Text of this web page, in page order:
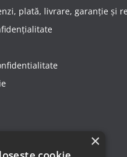
plată, livrare, garanție și
×